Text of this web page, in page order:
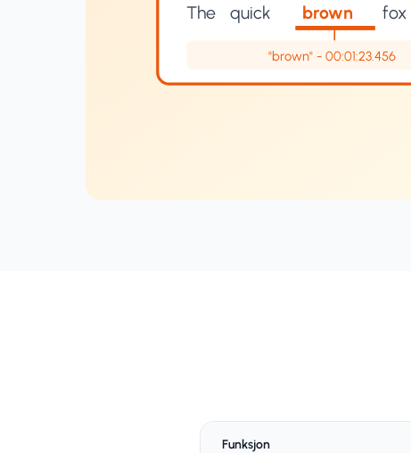
The quick brown fox
"brown" - 00:01:23.456
Funksjon